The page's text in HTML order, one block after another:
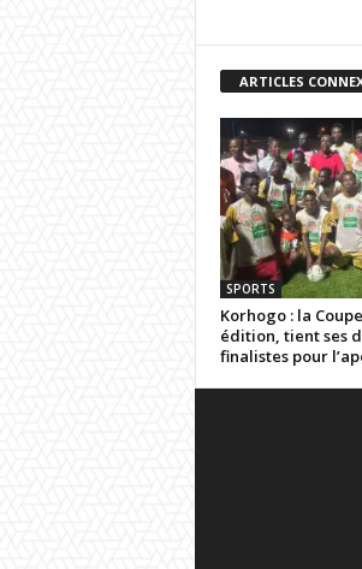
ARTICLES
SPORTS
Korhogo : la
édition, tient ses
finalistes pour